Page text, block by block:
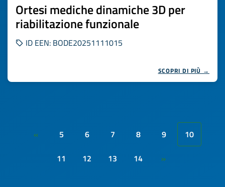
Ortesi mediche dinamiche 3D per
riabilitazione funzionale
ID EEN: BODE20251111015
SCOPRI DI PIÙ →
« 5 6 7 8 9
10
11
12 13 14 »